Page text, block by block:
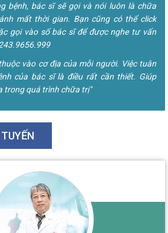
bệnh, bác sĩ sẽ gọi và nói luôn là chữa
mất thời gian. Bạn cũng có thể click
gọi vào số bác sĩ để được nghe tư vấn
vào cơ địa của mỗi người. Việc tuân
của bác sĩ là điều rất cần thiết. Giúp
trong quá trình chữa trị"